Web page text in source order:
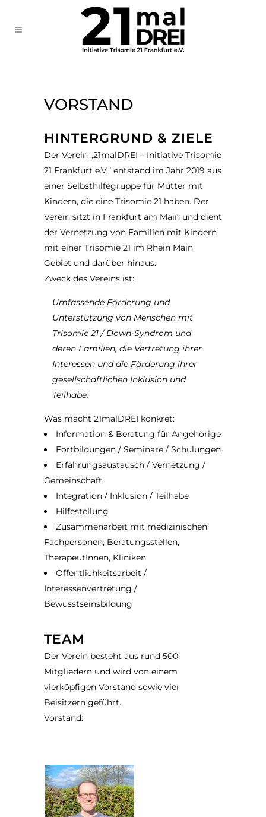
VORSTAND
HINTERGRUND & ZIELE
Der Verein „21malDREI – Initiative Trisomie
21 Frankfurt e.V.“ entstand im Jahr 2019 aus
einer Selbsthilfegruppe für Mütter mit
Kindern, die eine Trisomie 21 haben. Der
Verein sitzt in Frankfurt am Main und dient
der Vernetzung von Familien mit Kindern
mit einer Trisomie 21 im Rhein Main
Gebiet und darüber hinaus.
Zweck des Vereins ist:
Umfassende Förderung und
Unterstützung von Menschen mit
Trisomie 21 / Down-Syndrom und
deren Familien, die Vertretung ihrer
Interessen und die Förderung ihrer
gesellschaftlichen Inklusion und
Teilhabe.
Was macht 21malDREI konkret:
Information & Beratung für Angehörige
Fortbildungen / Seminare / Schulungen
Erfahrungsaustausch / Vernetzung /
Gemeinschaft
Integration / Inklusion / Teilhabe
Hilfestellung
Zusammenarbeit mit medizinischen
Fachpersonen, Beratungsstellen,
TherapeutInnen, Kliniken
Öffentlichkeitsarbeit /
Interessenvertretung /
Bewusstseinsbildung
TEAM
Der Verein besteht aus rund 500
Mitgliedern und wird von einem
vierköpfigen Vorstand sowie vier
Beisitzern geführt.
Vorstand: